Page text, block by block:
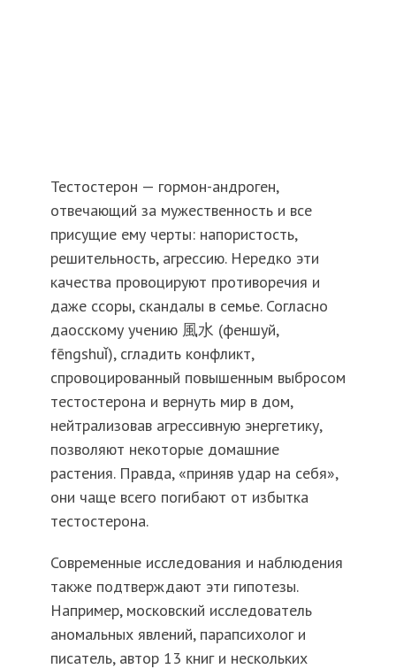
Тестостерон — гормон-андроген,
отвечающий за мужественность и все
присущие ему черты: напористость,
решительность, агрессию. Нередко эти
качества провоцируют противоречия и
даже ссоры, скандалы в семье. Согласно
даосскому учению 風水 (феншуй,
fēngshuǐ), сгладить конфликт,
спровоцированный повышенным выбросом
тестостерона и вернуть мир в дом,
нейтрализовав агрессивную энергетику,
позволяют некоторые домашние
растения. Правда, «приняв удар на себя»,
они чаще всего погибают от избытка
тестостерона.
Современные исследования и наблюдения
также подтверждают эти гипотезы.
Например, московский исследователь
аномальных явлений, парапсихолог и
писатель, автор 13 книг и нескольких